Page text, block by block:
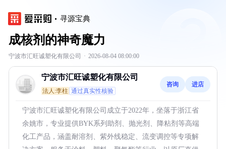
寻源宝典
成核剂的神奇魔力
宁波市汇旺诚塑化有限公司 · 2026-08-04 08:00:00
宁波市汇旺诚塑化有限公司
法人:李柱 通过真实性核验
咨询 进店
宁波市汇旺诚塑化有限公司成立于2022年，坐落于浙江省
余姚市，专业提供BYK系列助剂、抛光剂、降粘剂等高端
化工产品，涵盖耐溶剂、紫外线稳定、流变调控等专项解